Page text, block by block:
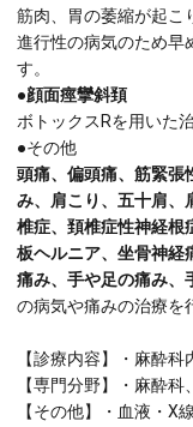
筋肉、胃の萎縮が起こ
進行性の病気のため早
す。
●顔面痙攣斜頚
ボトックスRを用いた
●その他
頭痛、偏頭痛、筋緊張
み、肩こり、五十肩、
椎症、頚椎症性神経根
板ヘルニア、坐骨神経
痛み、手や足の痛み、
の病気や痛みの治療を
【診療内容】・麻酔
【専門分野】・麻酔
【その他】・血液・X